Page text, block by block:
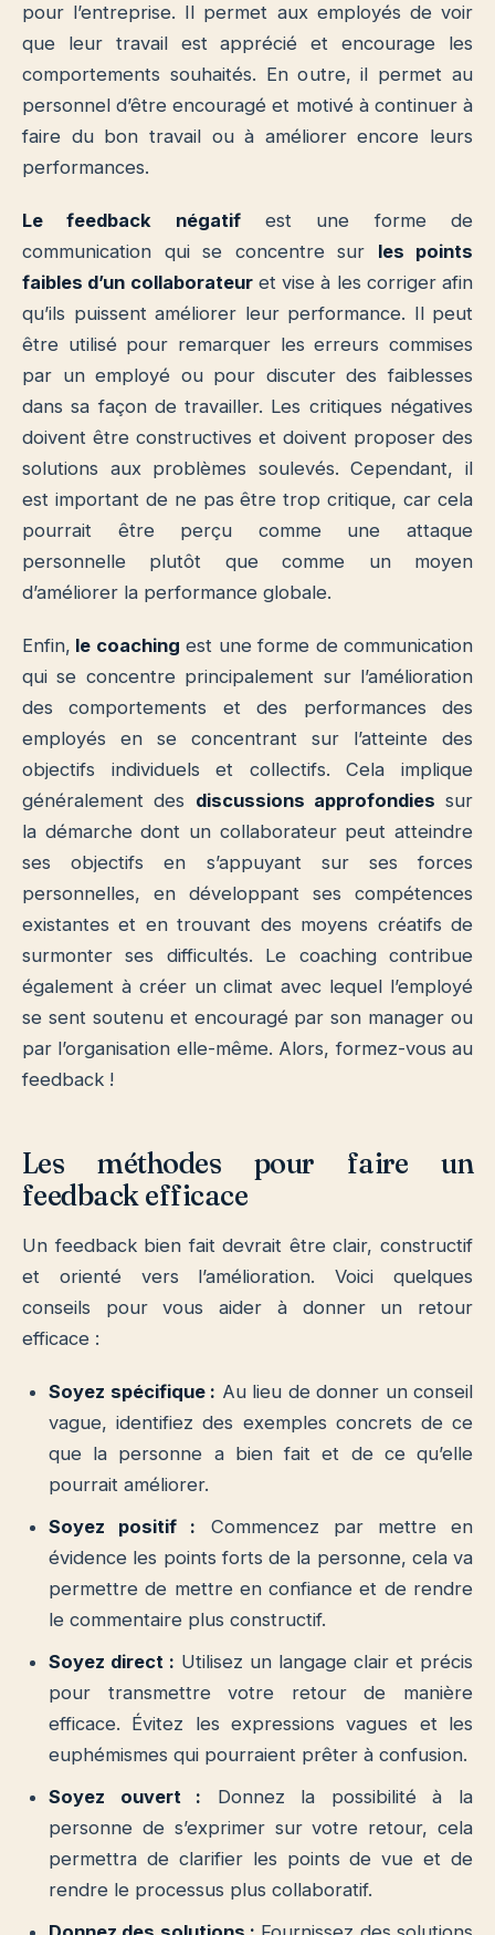
pour l’entreprise. Il permet aux employés de voir
que leur travail est apprécié et encourage les
comportements souhaités. En outre, il permet au
personnel d’être encouragé et motivé à continuer à
faire du bon travail ou à améliorer encore leurs
performances.
Le feedback négatifest une forme de
communication qui se concentre sur les points
faibles d’un collaborateuret vise à les corriger afin
qu’ils puissent améliorer leur performance. Il peut
être utilisé pour remarquer les erreurs commises
par un employé ou pour discuter des faiblesses
dans sa façon de travailler. Les critiques négatives
doivent être constructives et doivent proposer des
solutions aux problèmes soulevés. Cependant, il
est important de ne pas être trop critique, car cela
pourrait être perçu comme une attaque
personnelle plutôt que comme un moyen
d’améliorer la performance globale.
Enfin, le coaching est une forme de communication
qui se concentre principalement sur l’amélioration
des comportements et des performances des
employés en se concentrant sur l’atteinte des
objectifs individuels et collectifs. Cela implique
généralement des discussions approfondies sur
la démarche dont un collaborateur peut atteindre
ses objectifs en s’appuyant sur ses forces
personnelles, en développant ses compétences
existantes et en trouvant des moyens créatifs de
surmonter ses difficultés. Le coaching contribue
également à créer un climat avec lequel l’employé
se sent soutenu et encouragé par son manager ou
par l’organisation elle-même. Alors, formez-vous au
feedback !
Les méthodes pour faire un
feedback efficace
Un feedback bien fait devrait être clair, constructif
et orienté vers l’amélioration. Voici quelques
conseils pour vous aider à donner un retour
efficace :
Soyez spécifique : Au lieu de donner un conseil
vague, identifiez des exemples concrets de ce
que la personne a bien fait et de ce qu’elle
pourrait améliorer.
Soyez positif : Commencez par mettre en
évidence les points forts de la personne, cela va
permettre de mettre en confiance et de rendre
le commentaire plus constructif.
Soyez direct : Utilisez un langage clair et précis
pour transmettre votre retour de manière
efficace. Évitez les expressions vagues et les
euphémismes qui pourraient prêter à confusion.
Soyez ouvert : Donnez la possibilité à la
personne de s’exprimer sur votre retour, cela
permettra de clarifier les points de vue et de
rendre le processus plus collaboratif.